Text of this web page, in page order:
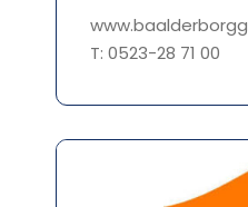
T: 0523-28 71 00